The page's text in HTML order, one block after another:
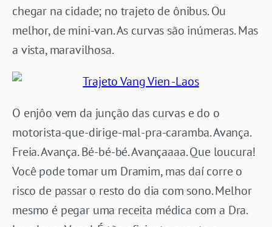
chegar na cidade; no trajeto de ônibus. Ou
melhor, de mini-van. As curvas são inúmeras. Mas
a vista, maravilhosa.
O enjôo vem da junção das curvas e do o
motorista-que-dirige-mal-pra-caramba. Avança.
Freia. Avança. Bé-bé-bé. Avançaaaa. Que loucura!
Você pode tomar um Dramim, mas daí corre o
risco de passar o resto do dia com sono. Melhor
mesmo é pegar uma receita médica com a Dra.